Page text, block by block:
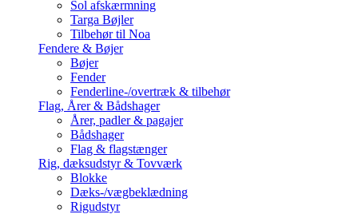
Sol afskærmning
Targa Bøjler
Tilbehør til Noa
Fendere & Bøjer
Bøjer
Fender
Fenderline-/overtræk & tilbehør
Flag, Årer & Bådshager
Årer, padler & pagajer
Bådshager
Flag & flagstænger
Rig, dæksudstyr & Tovværk
Blokke
Dæks-/vægbeklædning
Rigudstyr